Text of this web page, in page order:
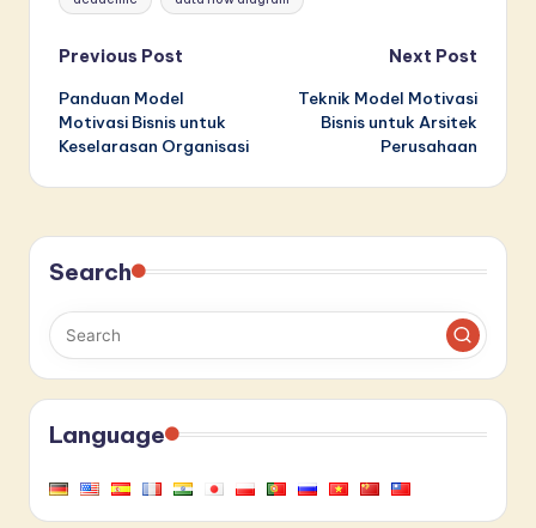
Post
navigation
Previous Post
Panduan Model
Motivasi Bisnis untuk
Keselarasan Organisasi
Next Post
Teknik Model Motivasi
Bisnis untuk Arsitek
Perusahaan
Search
Language